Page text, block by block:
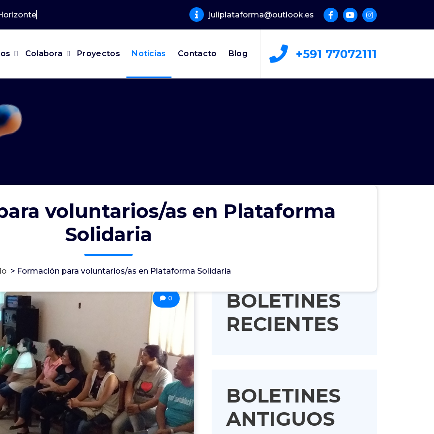
juliplataforma@outlook.es
Colabora Proyectos Noticias Contacto Blog +591 77072111
voluntarios/as en Plataforma
Solidaria
> Formación para voluntarios/as en Plataforma Solidaria
0
BOLETINES
RECIENTES
BOLETINES
ANTIGUOS